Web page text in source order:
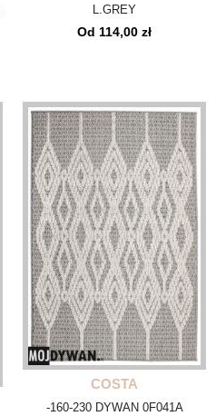
L.GREY
Od 114,00 zł
COSTA
-160-230 DYWAN 0F041A